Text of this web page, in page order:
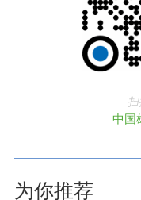
中国
为你推荐